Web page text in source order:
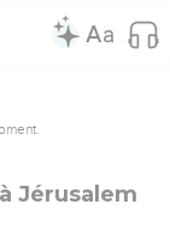
Jérusalem